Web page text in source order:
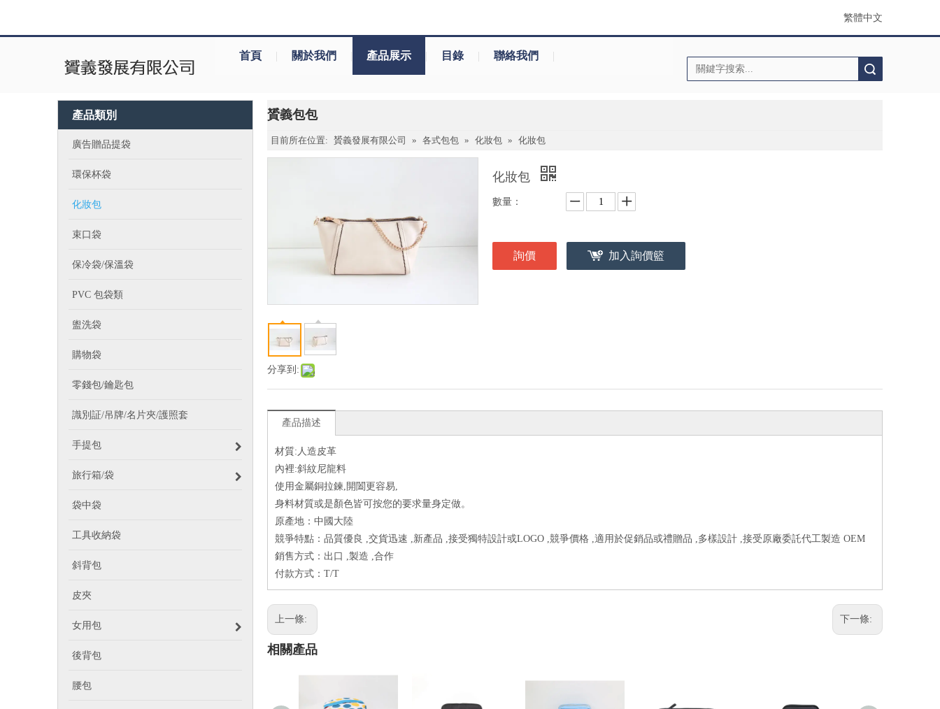
繁體中文
首頁 | 關於我們 | 產品展示 | 目錄 | 聯絡我們 |
產品類別
廣告贈品提袋
環保杯袋
化妝包
束口袋
保冷袋/保溫袋
PVC 包袋類
盥洗袋
購物袋
零錢包/鑰匙包
識別証/吊牌/名片夾/護照套
手提包
旅行箱/袋
袋中袋
工具收納袋
斜背包
皮夾
女用包
後背包
腰包
贇義包包
目前所在位置: 贇義發展有限公司 » 各式包包 » 化妝包 » 化妝包
分享到:
化妝包
數量：
詢價 加入詢價籃
產品描述
材質:人造皮革
內裡:斜紋尼龍料
使用金屬銅拉鍊,開闔更容易,
身料材質或是顏色皆可按您的要求量身定做。
原產地：中國大陸
競爭特點：品質優良 ,交貨迅速 ,新產品 ,接受獨特設計或LOGO ,競爭價格 ,適用於促銷品或禮贈品 ,多樣設計 ,接受原廠委託代工製造 OEM
銷售方式：出口 ,製造 ,合作
付款方式：T/T
上一條: 下一條:
相關產品